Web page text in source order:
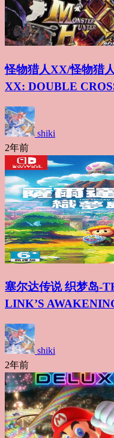
怪物猎人XX/怪物猎
XX: DOUBLE
shiki
2年前
塞尔达传说 织梦岛-
LINK’S
shiki
2年前